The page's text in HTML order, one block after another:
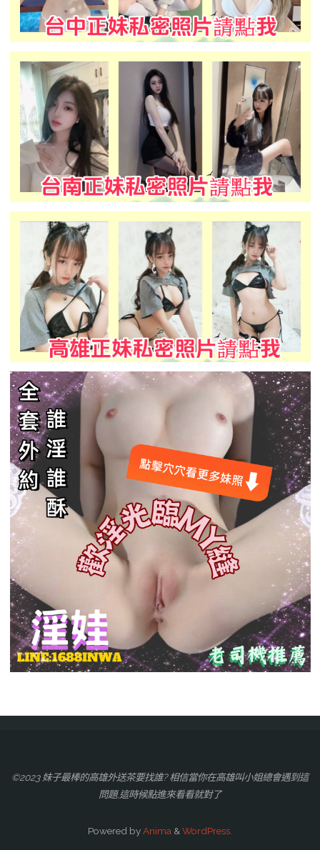
©2023 妹子最棒的高雄外送茶要找誰? 相信當你在高雄叫小姐總會遇到這
問題,這時候點進來看看就對了
Powered byAnima & WordPress.